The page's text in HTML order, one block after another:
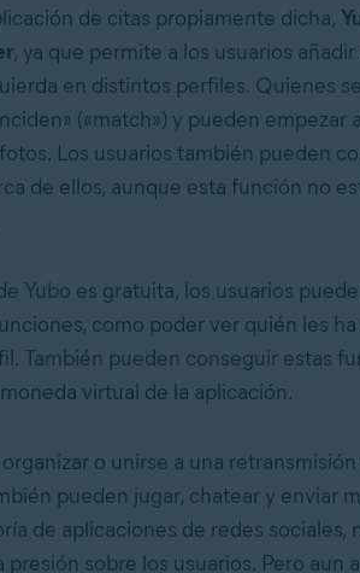
de citas propiamente dicha,
, ya que permite a los usuarios
en distintos perfiles. Quienes
(«match») y pueden empezar
Los usuarios también pueden
de ellos, aunque esta función no
Yubo es gratuita, los usuarios
como poder ver quién les
También pueden conseguir estas
virtual de la aplicación.
o unirse a una
pueden jugar, chatear y enviar
de aplicaciones de redes sociales,
presión sobre los usuarios. Pero aun